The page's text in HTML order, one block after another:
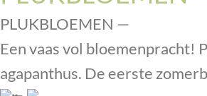
PLUKBLOEMEN —
Een vaas vol bloemenpracht!
agapanthus. De eerste